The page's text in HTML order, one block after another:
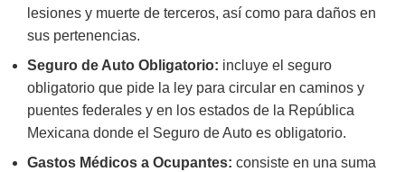
lesiones y muerte de terceros, así como para daños en
sus pertenencias.
Seguro de Auto Obligatorio: incluye el seguro
obligatorio que pide la ley para circular en caminos y
puentes federales y en los estados de la República
Mexicana donde el Seguro de Auto es obligatorio.
Gastos Médicos a Ocupantes: consiste en una suma